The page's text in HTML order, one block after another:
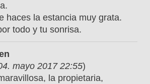
haces la estancia muy grata.
todo y tu sonrisa.
mayo 2017 22:55)
la propietaria,